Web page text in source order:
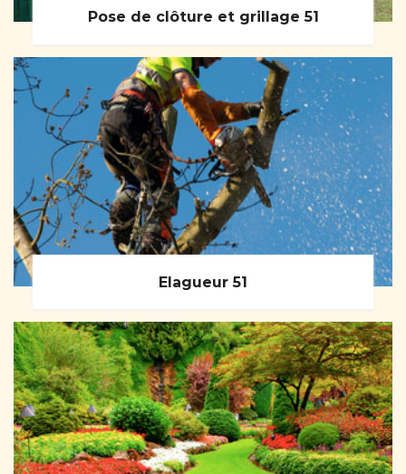
Pose de clôture et grillage 51
Elagueur 51